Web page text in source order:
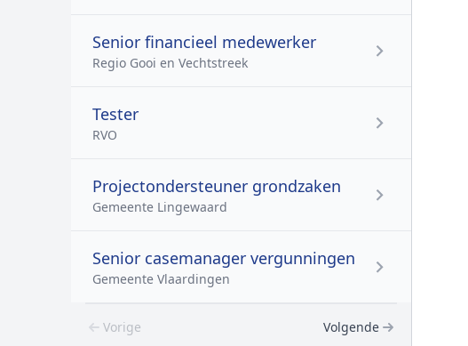
Senior financieel medewerker
Regio Gooi en Vechtstreek
Tester
RVO
Projectondersteuner grondzaken
Gemeente Lingewaard
Senior casemanager vergunningen
Gemeente Vlaardingen
Vorige Volgende